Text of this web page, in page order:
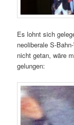
Es lohnt sich
neoliberale S-
nicht getan, wäre
gelungen: